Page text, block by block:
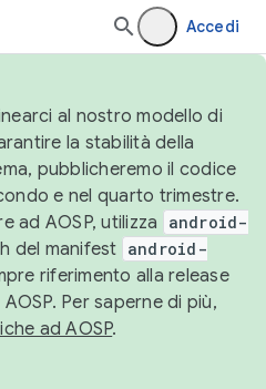
Accedi
al nostro modello di
la stabilità della
pubblicheremo il codice
e nel quarto trimestre.
ad AOSP, utilizza
android-
del manifest android-
riferimento alla release
Per saperne di più,
ad AOSP.